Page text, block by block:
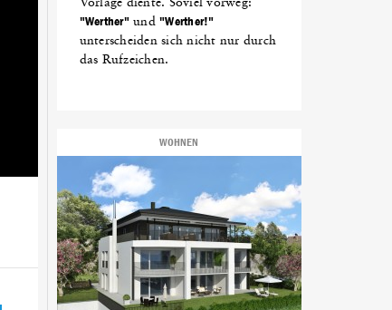
Vorlage diente. Soviel vorweg:
"Werther"und "Werther!"
unterscheiden sich nicht nur durch
das Rufzeichen.
WOHNEN